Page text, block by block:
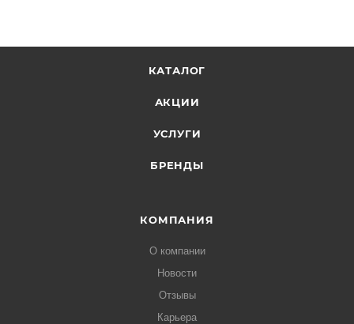
КАТАЛОГ
АКЦИИ
УСЛУГИ
БРЕНДЫ
КОМПАНИЯ
О компании
Новости
Отзывы
Карьера